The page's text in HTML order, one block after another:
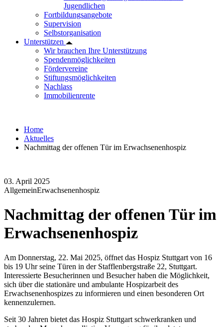
Jugendlichen
Fortbildungsangebote
Supervision
Selbstorganisation
Unterstützen
Wir brauchen Ihre Unterstützung
Spendenmöglichkeiten
Fördervereine
Stiftungsmöglichkeiten
Nachlass
Immobilienrente
Home
Aktuelles
Nachmittag der offenen Tür im Erwachsenenhospiz
03. April 2025
AllgemeinErwachsenenhospiz
Nachmittag der offenen Tür im
Erwachsenenhospiz
Am Donnerstag, 22. Mai 2025, öffnet das Hospiz Stuttgart von 16
bis 19 Uhr seine Türen in der Stafflenbergstraße 22, Stuttgart.
Interessierte Besucherinnen und Besucher haben die Möglichkeit,
sich über die stationäre und ambulante Hospizarbeit des
Erwachsenenhospizes zu informieren und einen besonderen Ort
kennenzulernen.
Seit 30 Jahren bietet das Hospiz Stuttgart schwerkranken und